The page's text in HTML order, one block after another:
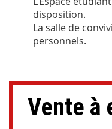
disposition.
La salle de
personnels.
Vente à